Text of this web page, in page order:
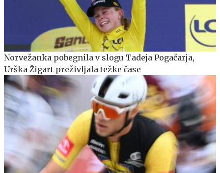
Norvežanka pobegnila v slogu Tadeja Pogačarja,
Urška Žigart preživljala težke čase